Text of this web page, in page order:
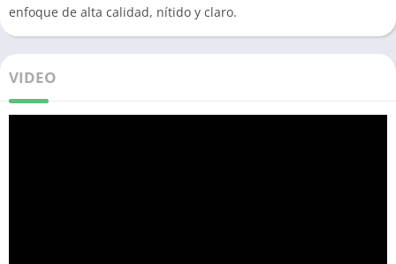
enfoque de alta calidad, nítido y claro.
VIDEO